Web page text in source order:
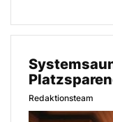
Redaktionsteam